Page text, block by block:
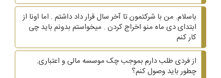
باسلام. من با شرکتمون تا آخر سال قرار داد داشتم . اما اونا از
ابتدای دی ماه منو اخراج کردن . میخواستم بدونم باید چی
کار کنم
از فردی طلب دارم بموجب چک موسسه مالی و اعتباری.
چطور باید وصول کنم؟